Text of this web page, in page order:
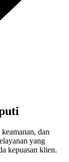
dan
yang
kepuasan klien.